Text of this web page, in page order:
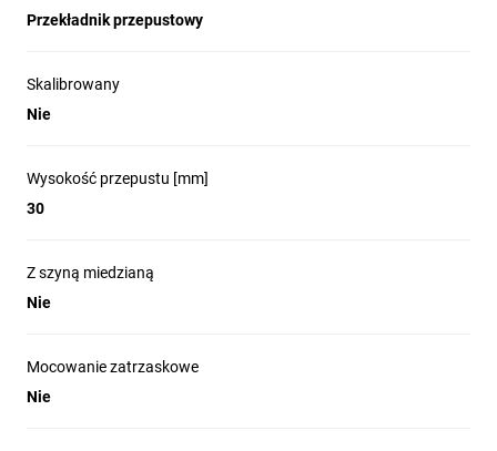
Przekładnik przepustowy
Skalibrowany
Nie
Wysokość przepustu [mm]
30
Z szyną miedzianą
Nie
Mocowanie zatrzaskowe
Nie